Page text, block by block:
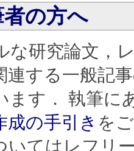
の方へ
な研究論文，
連する一般記
ます． 執筆に
成の手引き を
いてはレフリ